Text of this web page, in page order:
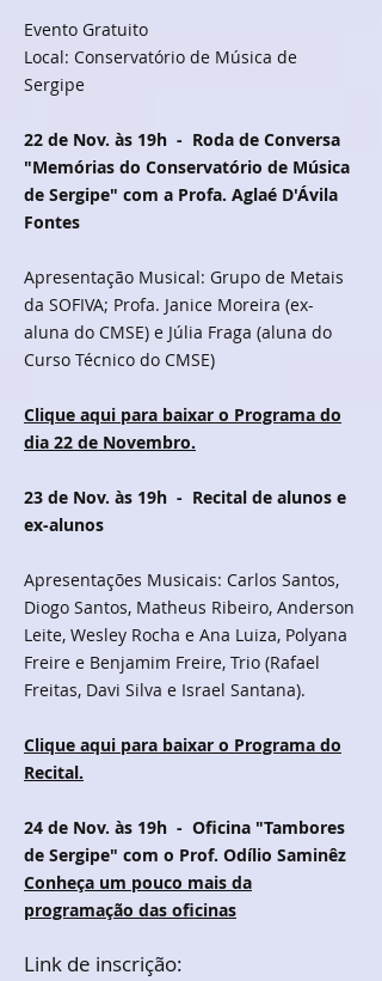
Evento Gratuito
Local: Conservatório de Música de
Sergipe
22 de Nov. às 19h - Roda de Conversa
"Memórias do Conservatório de Música
de Sergipe" com a Profa. Aglaé D'Ávila
Fontes
Apresentação Musical: Grupo de Metais
da SOFIVA; Profa. Janice Moreira (ex-
aluna do CMSE) e Júlia Fraga (aluna do
Curso Técnico do CMSE)
Clique aqui para baixar o Programa do
dia 22 de Novembro.
23 de Nov. às 19h - Recital de alunos e
ex-alunos
Apresentações Musicais: Carlos Santos,
Diogo Santos, Matheus Ribeiro, Anderson
Leite, Wesley Rocha e Ana Luiza, Polyana
Freire e Benjamim Freire, Trio (Rafael
Freitas, Davi Silva e Israel Santana).
Clique aqui para baixar o Programa do
Recital.
24 de Nov. às 19h - Oficina "Tambores
de Sergipe" com o Prof. Odílio Saminêz
Conheça um pouco mais da
programação das oficinas
Link de inscrição: